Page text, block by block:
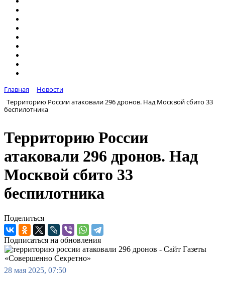
Главная
Новости
Территорию России атаковали 296 дронов. Над Москвой сбито 33
беспилотника
Территорию России
атаковали 296 дронов. Над
Москвой сбито 33
беспилотника
Поделиться
Подписаться на обновления
28 мая 2025, 07:50